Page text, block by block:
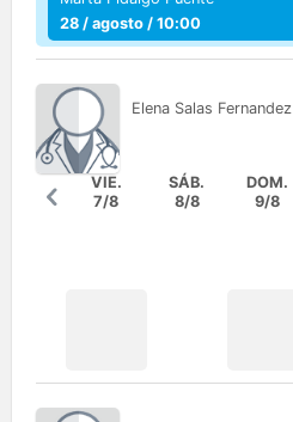
28 / agosto / 10:00
Elena Salas Fernandez
VIE.
7/8
SÁB.
8/8
DOM.
9/8